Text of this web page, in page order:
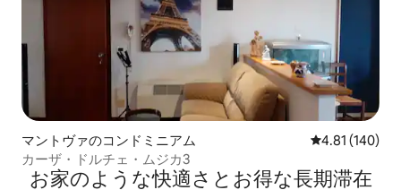
マントヴァのコンドミニアム レビュー140
4.81 (140)
カーザ・ドルチェ・ムジカ3
お家のような快⁠適⁠さ⁠とお⁠得⁠な長⁠期⁠滞⁠在